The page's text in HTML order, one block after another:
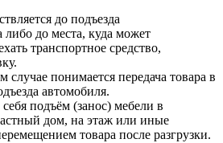
до подъезда
до места, куда может
транспортное средство,
случае понимается передача товара в
автомобиля.
подъём (занос) мебели в
дом, на этаж или иные
товара после разгрузки.